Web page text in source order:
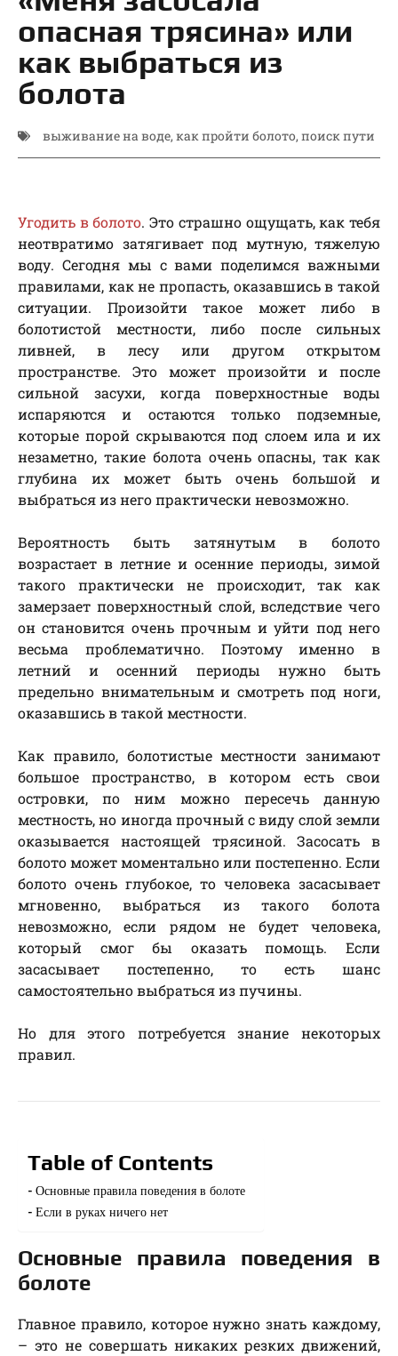
опасная трясина» или
как выбраться из
болота
выживание на воде, как пройти болото, поиск пути
Угодить в болото. Это страшно ощущать, как тебя
неотвратимо затягивает под мутную, тяжелую
воду. Сегодня мы с вами поделимся важными
правилами, как не пропасть, оказавшись в такой
ситуации. Произойти такое может либо в
болотистой местности, либо после сильных
ливней, в лесу или другом открытом
пространстве. Это может произойти и после
сильной засухи, когда поверхностные воды
испаряются и остаются только подземные,
которые порой скрываются под слоем ила и их
незаметно, такие болота очень опасны, так как
глубина их может быть очень большой и
выбраться из него практически невозможно.
Вероятность быть затянутым в болото
возрастает в летние и осенние периоды, зимой
такого практически не происходит, так как
замерзает поверхностный слой, вследствие чего
он становится очень прочным и уйти под него
весьма проблематично. Поэтому именно в
летний и осенний периоды нужно быть
предельно внимательным и смотреть под ноги,
оказавшись в такой местности.
Как правило, болотистые местности занимают
большое пространство, в котором есть свои
островки, по ним можно пересечь данную
местность, но иногда прочный с виду слой земли
оказывается настоящей трясиной. Засосать в
болото может моментально или постепенно. Если
болото очень глубокое, то человека засасывает
мгновенно, выбраться из такого болота
невозможно, если рядом не будет человека,
который смог бы оказать помощь. Если
засасывает постепенно, то есть шанс
самостоятельно выбраться из пучины.
Но для этого потребуется знание некоторых
правил.
Table of Contents
Основные правила поведения в болоте
Если в руках ничего нет
Основные правила поведения в
болоте
Главное правило, которое нужно знать каждому,
– это не совершать никаких резких движений,